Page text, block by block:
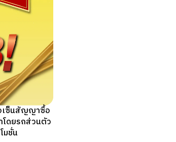
เซ็นสัญญาซื้อ
โดยรถส่วนตัว
มชั่น